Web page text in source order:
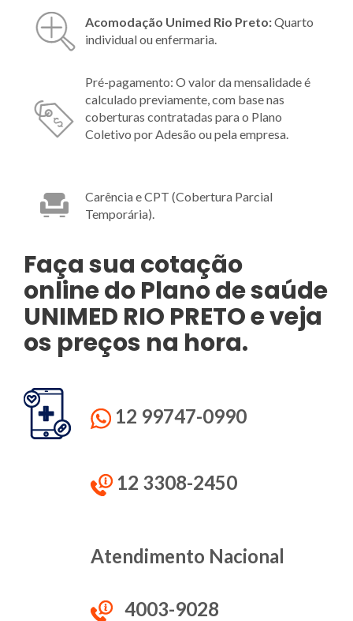
Acomodação Unimed Rio Preto:Quarto
individual ou enfermaria.
Pré-pagamento: O valor da mensalidade é
calculado previamente, com base nas
coberturas contratadas para o Plano
Coletivo por Adesão ou pela empresa.
Carência e CPT (Cobertura Parcial
Temporária).
Faça sua cotação
online do Plano de saúde
UNIMED RIO PRETO e veja
os preços na hora.
12 99747-0990
12 3308-2450
Atendimento Nacional
4003-9028